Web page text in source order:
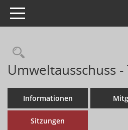
Toggle navigation
Umweltausschuss
Informationen
Sitzungen